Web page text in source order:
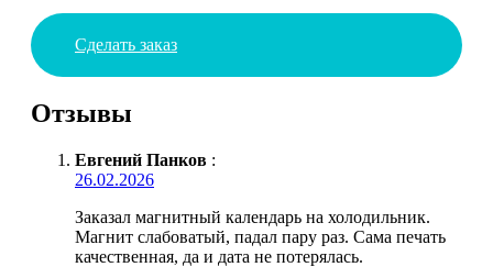
Сделать заказ
Отзывы
Евгений Панков :
26.02.2026
Заказал магнитный календарь на холодильник.
Магнит слабоватый, падал пару раз. Сама печать
качественная, да и дата не потерялась.